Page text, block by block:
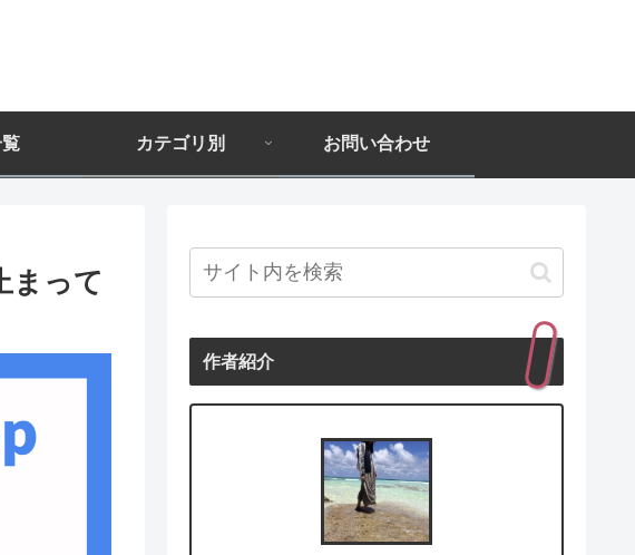
カテゴリ別 お問い合わせ
まって
作者紹介